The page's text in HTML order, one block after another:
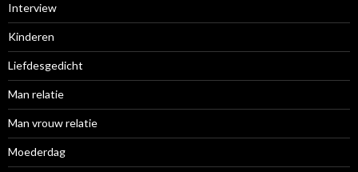
Interview
Kinderen
Liefdesgedicht
Man relatie
Man vrouw relatie
Moederdag